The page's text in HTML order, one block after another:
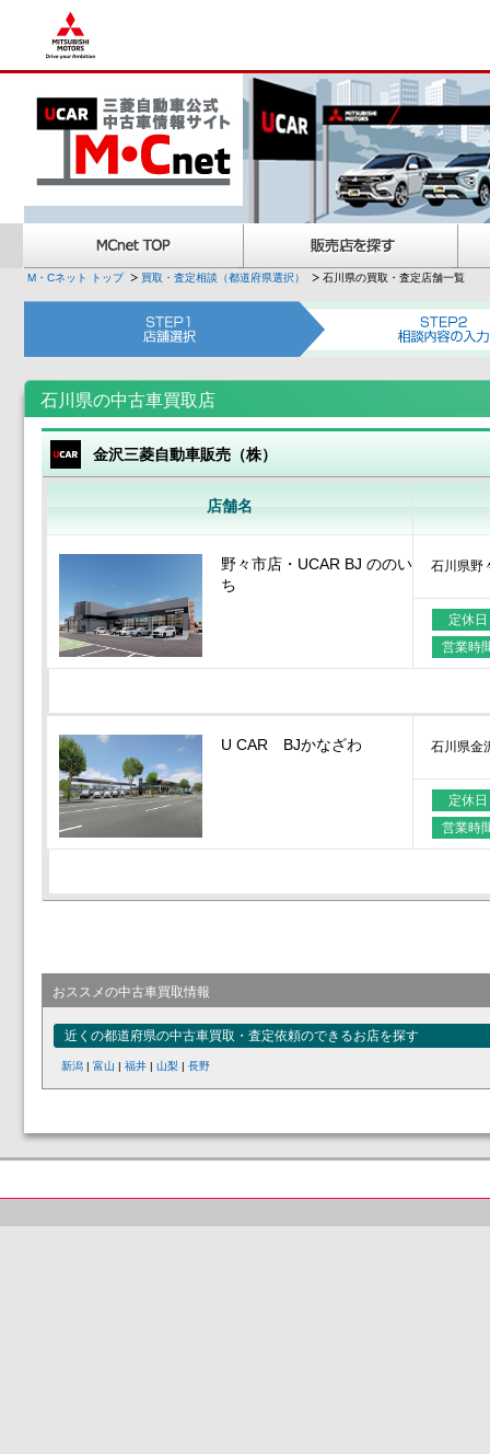
M・Cネット トップ 買取・査定相談（都道府県選択） 石川県の買取・査定店舗一覧
石川県の中古車買取店
金沢三菱自動車販売（株）
店舗名
野々市店・UCAR BJ ののい
ち
石川県野
定休日
営業時
U CAR BJかなざわ 石川県金
定休日
営業時
おススメの中古車買取情報
近くの都道府県の中古車買取・査定依頼のできるお店を探す
新潟 | 富山 | 福井 | 山梨 | 長野